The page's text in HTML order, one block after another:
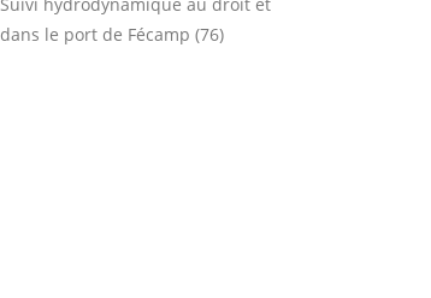
Suivi hydrodynamique au droit et
dans le port de Fécamp (76)